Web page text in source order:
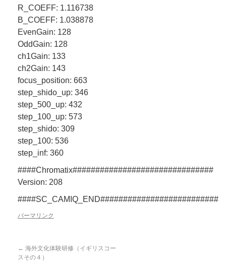
R_COEFF: 1.116738
B_COEFF: 1.038878
EvenGain: 128
OddGain: 128
ch1Gain: 133
ch2Gain: 143
focus_position: 663
step_shido_up: 346
step_500_up: 432
step_100_up: 573
step_shido: 309
step_100: 536
step_inf: 360
####Chromatix###############################
Version: 208
パーマリンク
← 海外文化体験研修（イギリスコー
スその４）